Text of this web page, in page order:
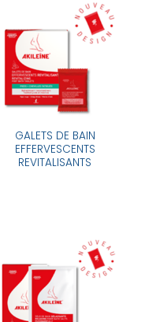
GALETS DE BAIN
EFFERVESCENTS
REVITALISANTS